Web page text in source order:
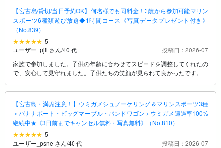
【宮古島/貸切/当日予約OK】何名様でも同料金！3歳から参加可能マリン
スポーツ6種類遊び放題◆1時間コース《写真データプレゼント付き》
（No.839）
5
ユーザー_pjil さん/40 代
投稿日：2026-07
家族で参加しました。子供の年齢に合わせてスピードを調整してくれたの
で、安心して見守れました。子供たちの笑顔が見られて良かったです。
【宮古島・満席注意！】ウミガメシュノーケリング＆マリンスポーツ3種
＜バナナボート・ビッグマーブル・バンドワゴン＞ウミガメ遭遇率100%
継続中★《3日前までキャンセル無料・写真無料》（No.810）
5
ユーザー_psne さん/40 代
投稿日：2026-07